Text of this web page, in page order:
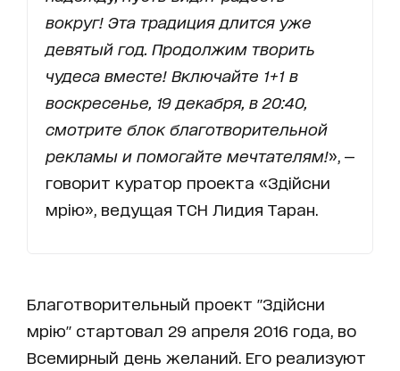
вокруг! Эта традиция длится уже
девятый год. Продолжим творить
чудеса вместе! Включайте 1+1 в
воскресенье, 19 декабря, в 20:40,
смотрите блок благотворительной
рекламы и помогайте мечтателям!», —
говорит куратор проекта «Здійсни
мрію», ведущая ТСН Лидия Таран.
Благотворительный проект "Здійсни
мрію" стартовал 29 апреля 2016 года, во
Всемирный день желаний. Его реализуют